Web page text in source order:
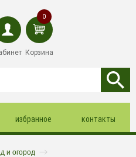
0
Корзина
избранное контакты
и огород